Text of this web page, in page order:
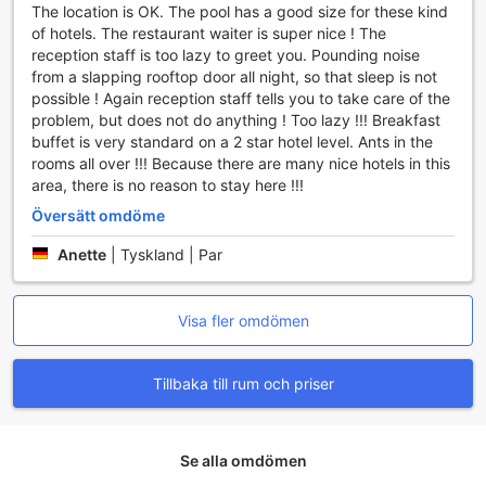
transportfaciliteter för att göra din vistelse i Rhodos så
bekväm som möjligt. Hotellet tillhandahåller en smidig
flygplatstransfer, vilket gör det enkelt för gästerna att nå
hotellet direkt från Rhodos internationella flygplats. För dem
som vill utforska ön på egen hand finns det även
biluthyrning tillgänglig, vilket ger friheten att upptäcka de
vackra stränderna och de pittoreska byarna i din egen
takt.
Dessutom erbjuder hotellet en taxi service för snabba och
bekväma transporter inom staden, samt en biljettservice
för att hjälpa dig att boka utflykter och aktiviteter. För
gäster som anländer med bil finns det en parkeringsplats
på plats, där parkering är kostnadsfri. Observera att
avgifter kan tillkomma för vissa parkeringsalternativ. Med
dessa bekvämligheter strävar Best Western Plus Hotel
Plaza efter att göra din resa till Rhodos så enkel och njutbar
som möjligt.
Rumfaciliteter på Best Western Plus Hotel Plaza
Välkommen till Best Western Plus Hotel Plaza, där varje rum
är en oas av komfort och stil. För att säkerställa att din
The location is OK. The pool has a good size for these kind
of hotels. The restaurant waiter is super nice ! The
reception staff is too lazy to greet you. Pounding noise
from a slapping rooftop door all night, so that sleep is not
possible ! Again reception staff tells you to take care of the
problem, but does not do anything ! Too lazy !!! Breakfast
buffet is very standard on a 2 star hotel level. Ants in the
rooms all over !!! Because there are many nice hotels in this
area, there is no reason to stay here !!!
Översätt omdöme
Anette Tyskland | Par
Visa fler omdömen
Tillbaka till rum och priser
Se alla omdömen